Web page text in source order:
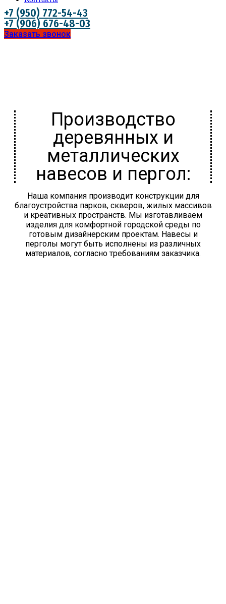
+7 (950) 772-54-43
+7 (906) 676-48-03
Заказать звонок
Производство
деревянных и
металлических
навесов и пергол:
Наша компания производит конструкции для
благоустройства парков, скверов, жилых массивов
и креативных пространств. Мы изготавливаем
изделия для комфортной городской среды по
готовым дизайнерским проектам. Навесы и
перголы могут быть исполнены из различных
материалов, согласно требованиям заказчика.